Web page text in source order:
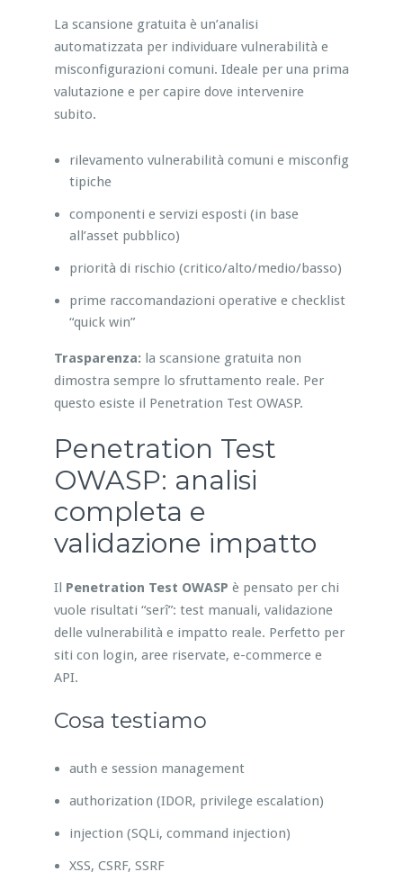
La scansione gratuita è un’analisi
automatizzata per individuare vulnerabilità e
misconfigurazioni comuni. Ideale per una prima
valutazione e per capire dove intervenire
subito.
rilevamento vulnerabilità comuni e misconfig
tipiche
componenti e servizi esposti (in base
all’asset pubblico)
priorità di rischio (critico/alto/medio/basso)
prime raccomandazioni operative e checklist
“quick win”
Trasparenza: la scansione gratuita non
dimostra sempre lo sfruttamento reale. Per
questo esiste il Penetration Test OWASP.
Penetration Test
OWASP: analisi
completa e
validazione impatto
Il Penetration Test OWASP è pensato per chi
vuole risultati “serî”: test manuali, validazione
delle vulnerabilità e impatto reale. Perfetto per
siti con login, aree riservate, e-commerce e
API.
Cosa testiamo
auth e session management
authorization (IDOR, privilege escalation)
injection (SQLi, command injection)
XSS, CSRF, SSRF